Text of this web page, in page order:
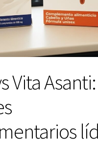
de venta y Política de
Vita